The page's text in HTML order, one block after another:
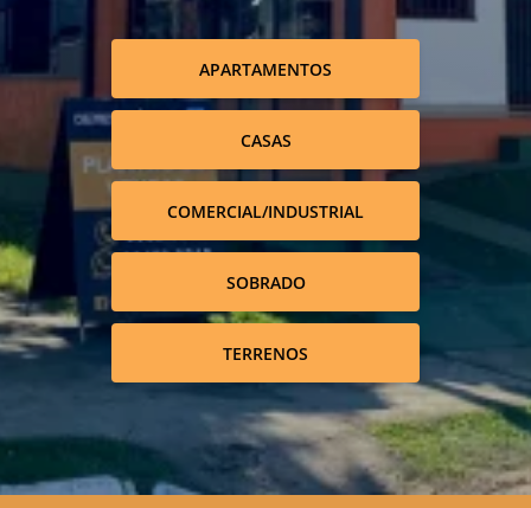
APARTAMENTOS
CASAS
COMERCIAL/INDUSTRIAL
SOBRADO
TERRENOS